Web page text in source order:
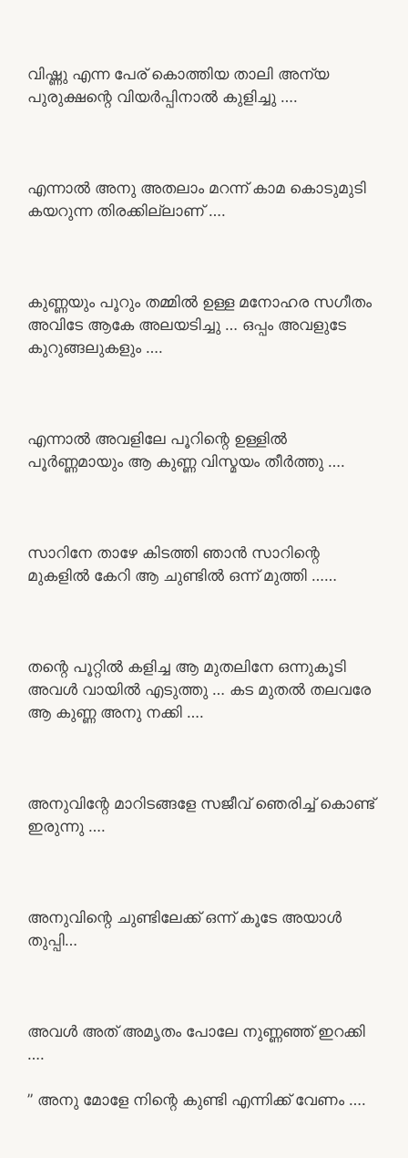
വിഷ്ണു എന്ന പേര് കൊത്തിയ താലി അന്യ
പുരുക്ഷന്റെ വിയർപ്പിനാൽ കുളിച്ചു ….
എന്നാൽ അനു അതലാം മറന്ന് കാമ കൊടുമുടി
കയറുന്ന തിരക്കില്ലാണ് ….
കുണ്ണയും പൂറും തമ്മിൽ ഉള്ള മനോഹര സഗീതം
അവിടേ ആകേ അലയടിച്ചു … ഒപ്പം അവളുടേ
കുറുങ്ങലുകളും ….
എന്നാൽ അവളിലേ പൂറിന്റെ ഉള്ളിൽ
പൂർണ്ണമായും ആ കുണ്ണ വിസ്മയം തീർത്തു ….
സാറിനേ താഴേ കിടത്തി ഞാൻ സാറിന്റെ
മുകളിൽ കേറി ആ ചുണ്ടിൽ ഒന്ന് മുത്തി ……
തന്റെ പൂറ്റിൽ കളിച്ച ആ മുതലിനേ ഒന്നുകൂടി
അവൾ വായിൽ എടുത്തു … കട മുതൽ തലവരേ
ആ കുണ്ണ അനു നക്കി ….
അനുവിന്റേ മാറിടങ്ങളേ സജീവ് ഞെരിച്ച് കൊണ്ട്
ഇരുന്നു ….
അനുവിന്റെ ചുണ്ടിലേക്ക് ഒന്ന് കൂടേ അയാൾ
തുപ്പി…
അവൾ അത് അമൃതം പോലേ നുണ്ണഞ്ഞ് ഇറക്കി
….
” അനു മോളേ നിന്റെ കുണ്ടി എന്നിക്ക് വേണം ….